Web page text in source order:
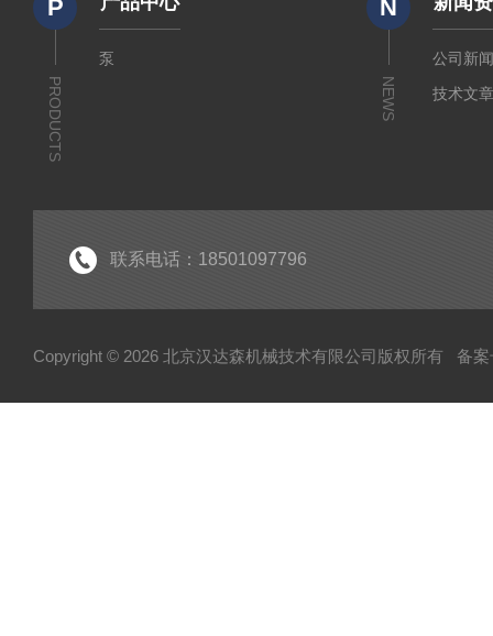
P
PRODUCTS
泵
N
NEWS
公司新
技术文
联系电话：18501097796
Copyright © 2026 北京汉达森机械技术有限公司版权所有 备案